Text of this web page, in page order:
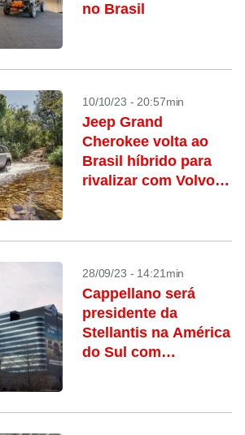
no Brasil
10/10/23 - 20:57min
Jeep Grand
Cherokee volta ao
Brasil híbrido para
rivalizar com Volvo
28/09/23 - 14:21min
Cappellano será
presidente da
Stellantis na América
do Sul com